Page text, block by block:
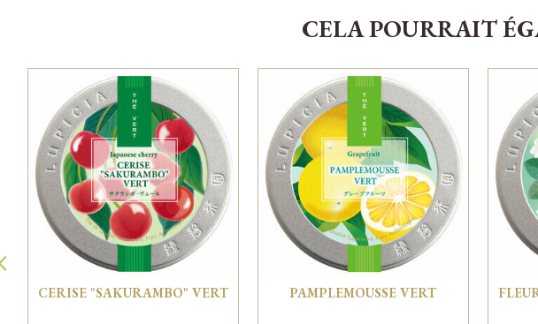
CELA POURRAIT
CERISE "SAKURAMBO" VERT PAMPLEMOUSSE VERT